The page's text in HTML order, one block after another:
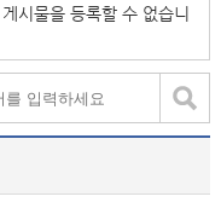
시물을 등록할 수 없습니